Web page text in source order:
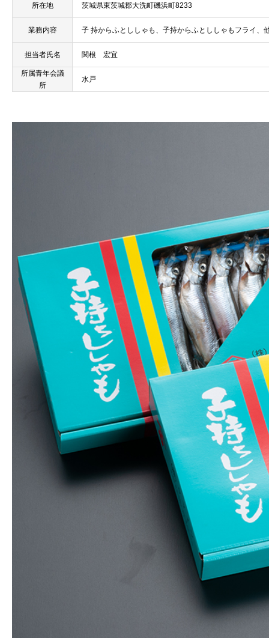
所在地 茨城県東茨城郡大洗町磯浜町8233
業務内容 子 持からふとししゃも、子持からふとししゃもフライ、
担当者氏名 関根 宏宜
所属青年会議
所
水戸